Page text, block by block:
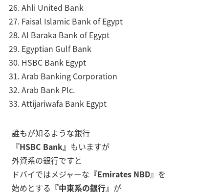
Ahli United Bank
Faisal Islamic Bank of Egypt
Al Baraka Bank of Egypt
Egyptian Gulf Bank
HSBC Bank Egypt
Arab Banking Corporation
Arab Bank Plc.
Attijariwafa Bank Egypt
誰もが知るような銀行
『HSBC Bank』 もいますが
外資系の銀行ですと
ドバイではメジャーな 『Emirates NBD』 を
始めとする 『中東系の銀行』 が